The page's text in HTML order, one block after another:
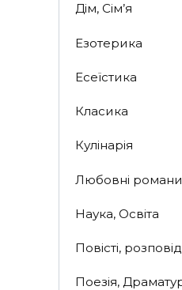
Дім, Сім’я
Езотерика
Есеїстика
Класика
Кулінарія
Любовні романи
Наука, Освіта
Повісті,
Поезія,